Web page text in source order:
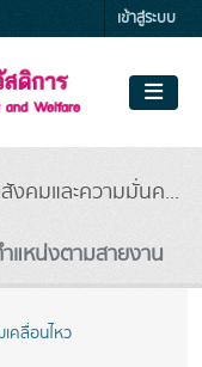
เข้าสู่ระบบ
คมและความมั่นค...
แหน่งตามสายงาน
คลื่อนไหว